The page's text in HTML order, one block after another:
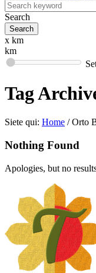
Search
x km
km
Tag
Siete qui: Home / Orto
Nothing Found
Apologies, but no